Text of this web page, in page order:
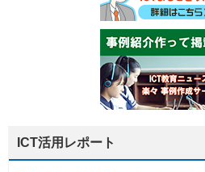
ICT活用レポート